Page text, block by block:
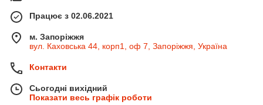
Працює з 02.06.2021
м. Запоріжжя
вул. Каховська 44, корп1, оф 7, Запоріжжя, Україна
Контакти
Сьогодні вихідний
Показати весь графік роботи